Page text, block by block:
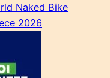
Naked Bike
2026